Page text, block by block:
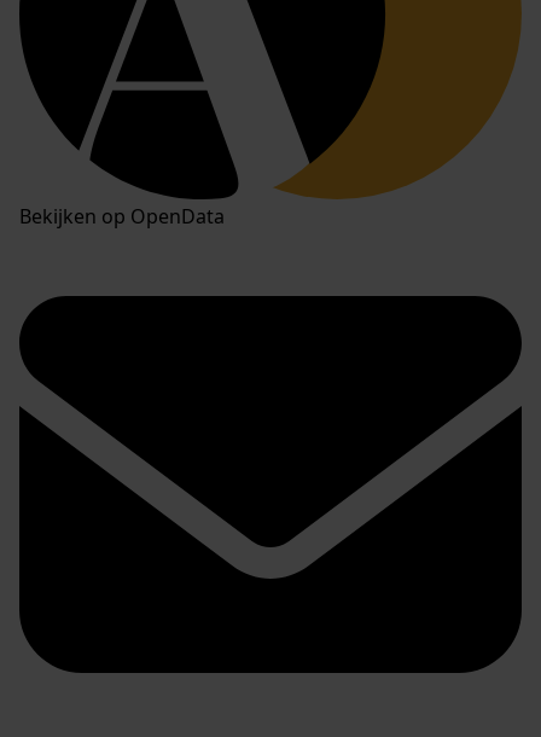
Bekijken op OpenData